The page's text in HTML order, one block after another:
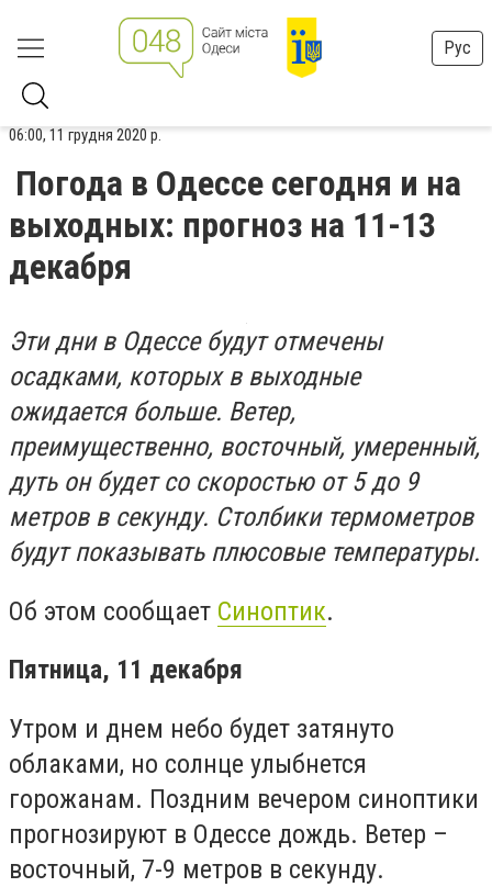
Рус
06:00, 11 грудня 2020 р.
Погода в Одессе сегодня и на
выходных: прогноз на 11-13
декабря
Эти дни в Одессе будут отмечены
осадками, которых в выходные
ожидается больше. Ветер,
преимущественно, восточный, умеренный,
дуть он будет со скоростью от 5 до 9
метров в секунду. Столбики термометров
будут показывать плюсовые температуры.
Об этом сообщает Синоптик.
Пятница, 11 декабря
Утром и днем небо будет затянуто
облаками, но солнце улыбнется
горожанам. Поздним вечером синоптики
прогнозируют в Одессе дождь. Ветер –
восточный, 7-9 метров в секунду.